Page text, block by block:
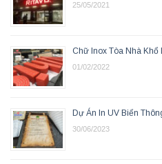
25/05/2021
Chữ Inox Tòa Nhà
01/02/2022
Dự Án In UV Biển
30/06/2023